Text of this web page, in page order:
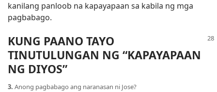
kanilang panloob na kapayapaan sa kabila ng mga
pagbabago.
KUNG PAANO TAYO
TINUTULUNGAN NG “KAPAYAPAAN
NG DIYOS”
3. Anong pagbabago ang naranasan ni Jose?